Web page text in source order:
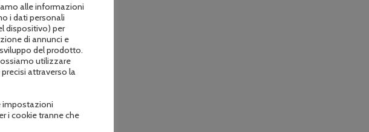
alle informazioni
i dati personali
dispositivo) per
di annunci e
del prodotto.
utilizzare
attraverso la
impostazioni
i cookie tranne che